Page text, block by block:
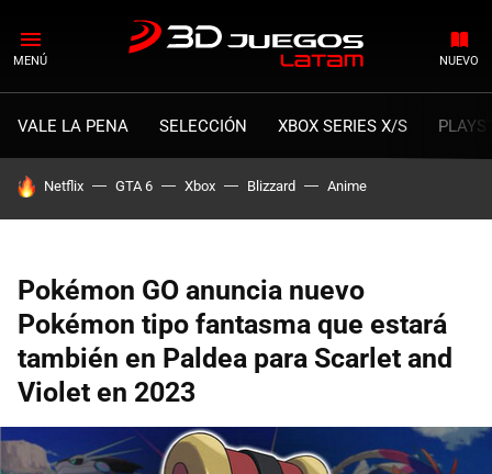
MENÚ NUEVO
VALE LA PENA SELECCIÓN XBOX SERIES X/S
HOY SE HABLA DE
Netflix GTA 6 Xbox Blizzard Anime
Pokémon GO anuncia nuevo
Pokémon tipo fantasma que estará
también en Paldea para Scarlet and
Violet en 2023